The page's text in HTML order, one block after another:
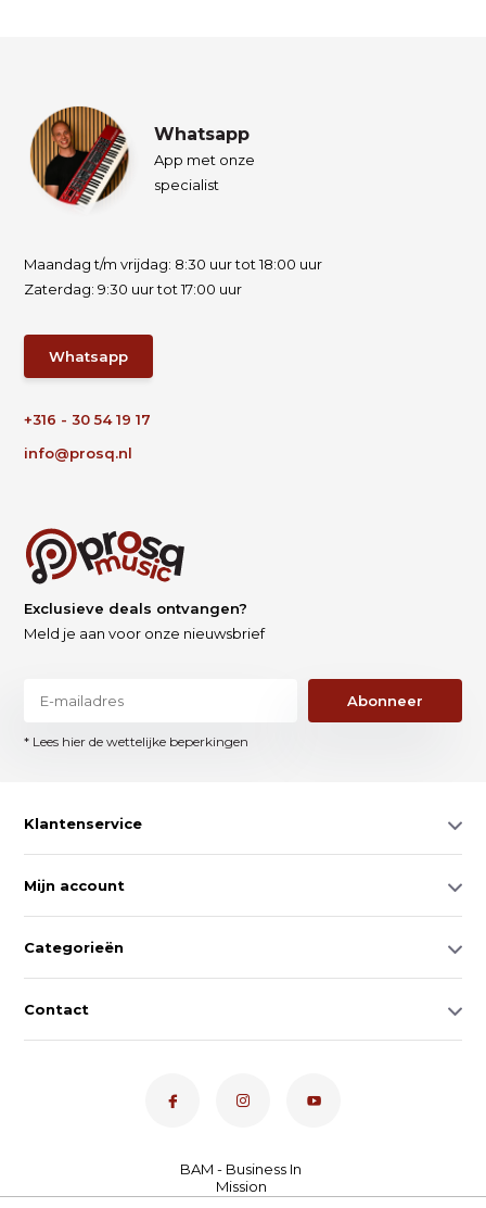
Whatsapp
App met onze
specialist
Maandag t/m vrijdag: 8:30 uur tot 18:00 uur
Zaterdag: 9:30 uur tot 17:00 uur
Whatsapp
+316 - 30 54 19 17
info@prosq.nl
Exclusieve deals ontvangen?
Meld je aan voor onze nieuwsbrief
Abonneer
* Lees hier de wettelijke beperkingen
Klantenservice
Mijn account
Categorieën
Contact